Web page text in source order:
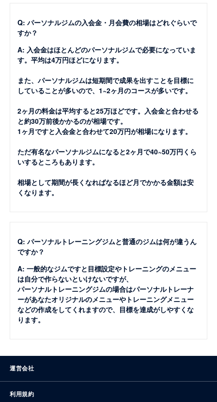
Q: パーソナルジムの入会金・月会費の相場はどれぐらいで
すか？
A: 入会金はほとんどのパーソナルジムで必要になっていま
す。平均は4万円ほどになります。
また、パーソナルジムは短期間で成果を出すことを目標に
していることが多いので、1~2ヶ月のコースが多いです。
2ヶ月の料金は平均すると25万ほどです。入会金と合わせる
と約30万前後かかるのが相場です。
1ヶ月ですと入会金と合わせて20万円が相場になります。
ただ有名なパーソナルジムになると2ヶ月で40~50万円くら
いするところもあります。
相場として期間が長くなればなるほど月でかかる金額は安
くなります。
Q: パーソナルトレーニングジムと普通のジムは何が違うん
ですか？
A: 一般的なジムですと目標設定やトレーニングのメニュー
は自分で作らないといけないですが、
パーソナルトレーニングジムの場合はパーソナルトレーナ
ーがあなたオリジナルのメニューやトレーニングメニュー
などの作成をしてくれますので、目標を達成がしやすくな
ります。
運営会社
利用規約